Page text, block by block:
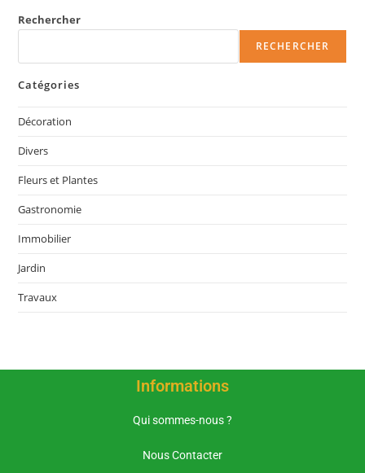
Rechercher
RECHERCHER
Catégories
Décoration
Divers
Fleurs et Plantes
Gastronomie
Immobilier
Jardin
Travaux
Informations
Qui sommes-nous ?
Nous Contacter